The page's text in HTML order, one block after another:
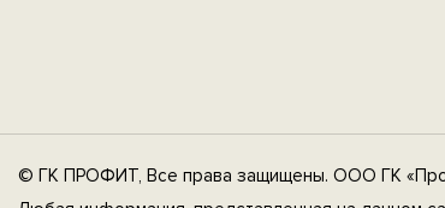
© ГК ПРОФИТ, Все права защищены. ООО ГК